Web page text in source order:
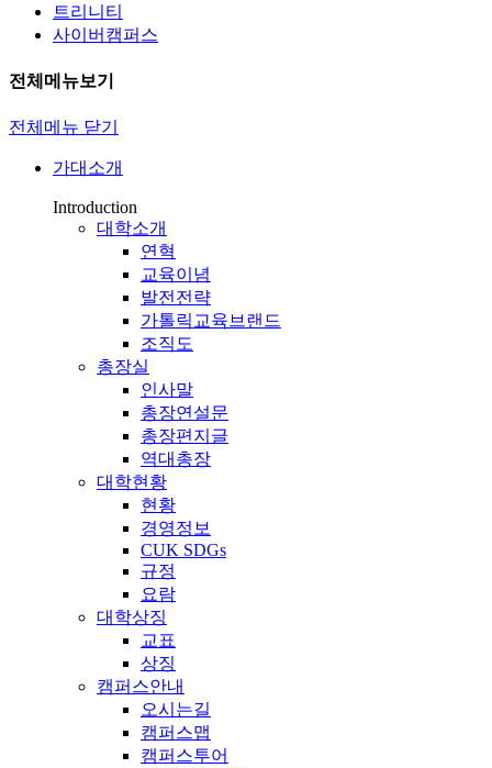
트리니티
사이버캠퍼스
전체메뉴보기
전체메뉴 닫기
가대소개
Introduction
대학소개
연혁
교육이념
발전전략
가톨릭교육브랜드
조직도
총장실
인사말
총장연설문
총장편지글
역대총장
대학현황
현황
경영정보
CUK SDGs
규정
요람
대학상징
교표
상징
캠퍼스안내
오시는길
캠퍼스맵
캠퍼스투어